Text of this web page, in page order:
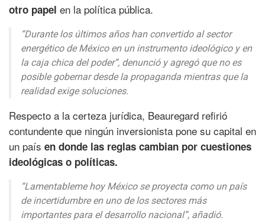
otro papel en la política pública.
“Durante los últimos años han convertido al sector
energético de México en un instrumento ideológico y en
la caja chica del poder”, denunció y agregó que no es
posible gobernar desde la propaganda mientras que la
realidad exige soluciones.
Respecto a la certeza jurídica, Beauregard refirió
contundente que ningún inversionista pone su capital en
un país en donde las reglas cambian por cuestiones
ideológicas o políticas.
“Lamentableme hoy México se proyecta como un país
de incertidumbre en uno de los sectores más
importantes para el desarrollo nacional”, añadió.